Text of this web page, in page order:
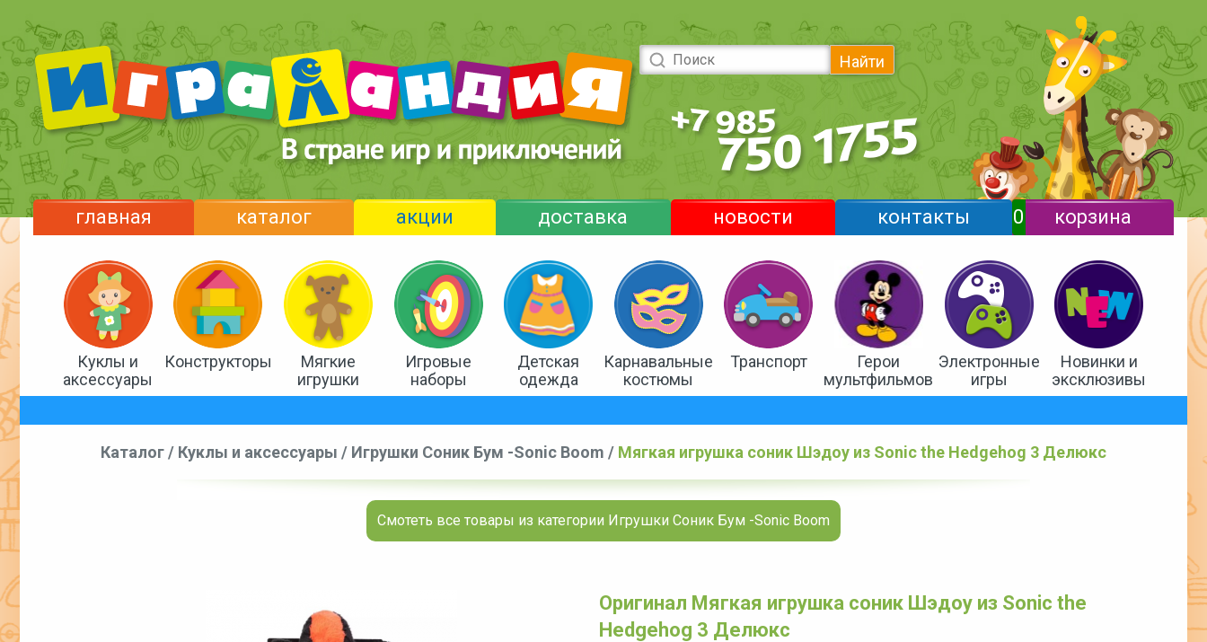
Найти
главная каталог акции доставка новости контакты 0 корзина
Куклы и
аксессуары
Конструкторы
Мягкие
игрушки
Игровые
наборы
Детская
одежда
Карнавальные
костюмы
Транспорт
Герои
мультфильмов
Электронные
игры
Новинки и
эксклюзивы
Каталог / Куклы и аксессуары / Игрушки Соник Бум -Sonic Boom / Мягкая игрушка соник Шэдоу из Sonic the Hedgehog 3 Делюкс
Смотеть все товары из категории Игрушки Соник Бум -Sonic Boom
Оригинал Мягкая игрушка соник Шэдоу из Sonic the
Hedgehog 3 Делюкс